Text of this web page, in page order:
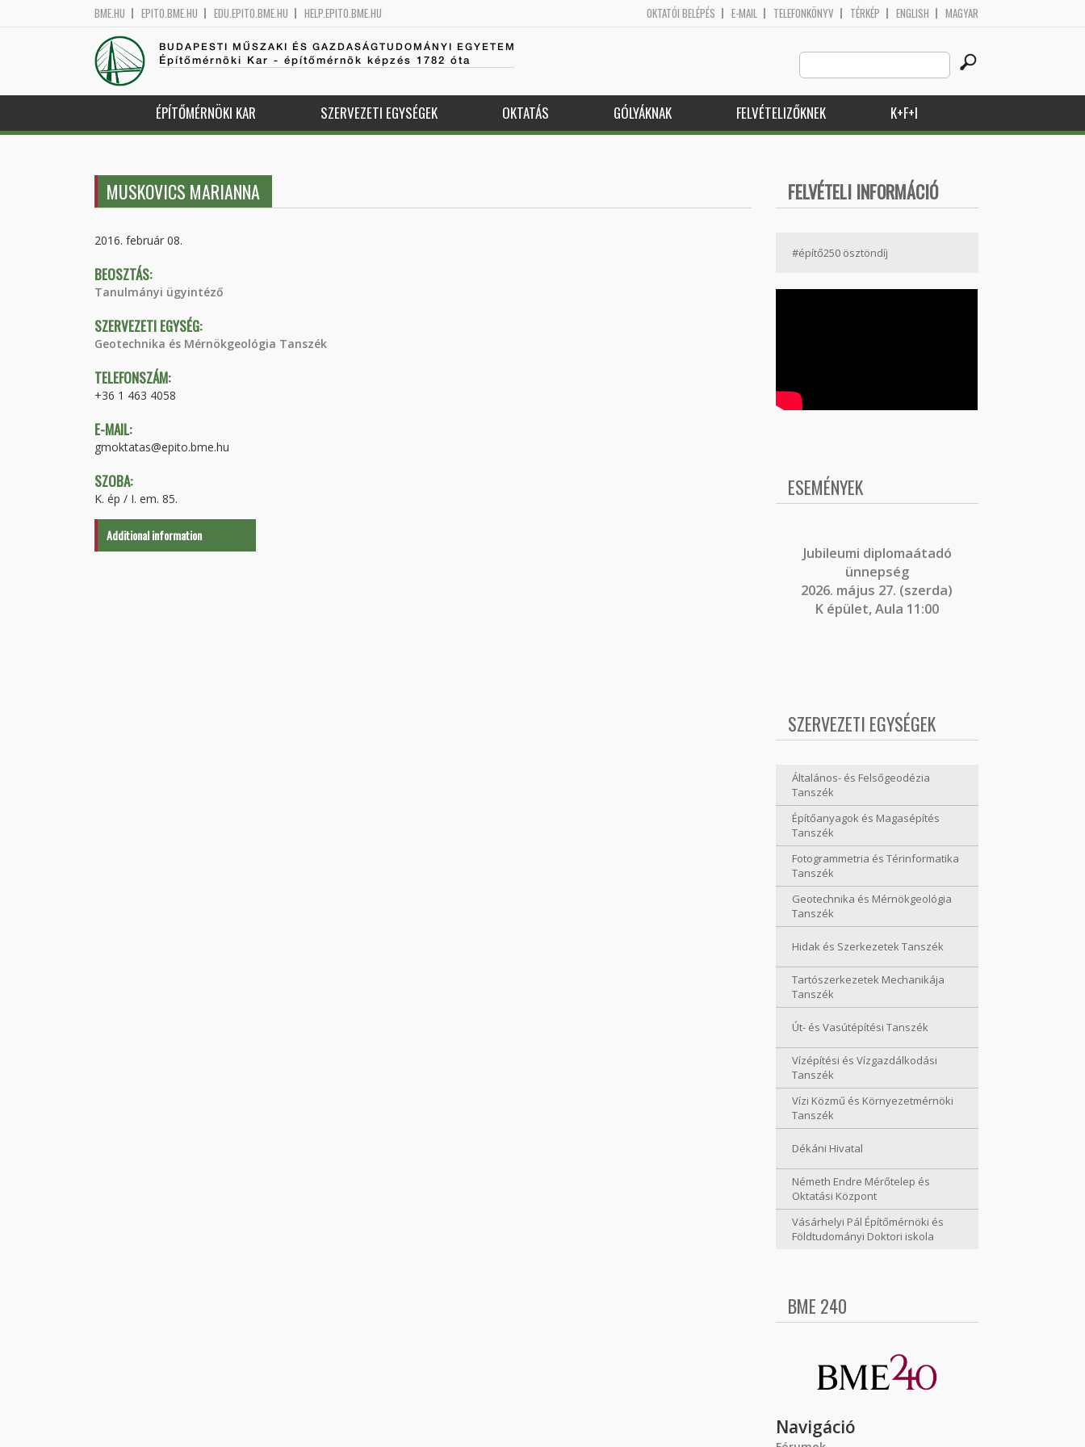
BME.HU EPITO.BME.HU EDU.EPITO.BME.HU HELP.EPITO.BME.HU OKTATÓI BELÉPÉS E-MAIL TELEFONKÖNYV TÉRKÉP ENGLISH MAGYAR
BUDAPESTI MŰSZAKI ÉS GAZDASÁGTUDOMÁNYI EGYETEM
Építőmérnöki Kar - építőmérnök képzés 1782 óta
Search
this
site
ÉPÍTŐMÉRNÖKI KAR SZERVEZETI EGYSÉGEK OKTATÁS GÓLYÁKNAK FELVÉTELIZŐKNEK K+F+I
MUSKOVICS MARIANNA
2016. február 08.
BEOSZTÁS:
Tanulmányi ügyintéző
SZERVEZETI EGYSÉG:
Geotechnika és Mérnökgeológia Tanszék
TELEFONSZÁM:
+36 1 463 4058
E-MAIL:
gmoktatas@epito.bme.hu
SZOBA:
K. ép / I. em. 85.
Additional information
FELVÉTELI INFORMÁCIÓ
#építő250 ösztöndíj
ESEMÉNYEK
Jubileumi diplomaátadó
ünnepség
2026. május 27. (szerda)
K épület, Aula 11:00
SZERVEZETI EGYSÉGEK
Általános- és Felsőgeodézia
Tanszék
Építőanyagok és Magasépítés
Tanszék
Fotogrammetria és Térinformatika
Tanszék
Geotechnika és Mérnökgeológia
Tanszék
Hidak és Szerkezetek Tanszék
Tartószerkezetek Mechanikája
Tanszék
Út- és Vasútépítési Tanszék
Vízépítési és Vízgazdálkodási
Tanszék
Vízi Közmű és Környezetmérnöki
Tanszék
Dékáni Hivatal
Németh Endre Mérőtelep és
Oktatási Központ
Vásárhelyi Pál Építőmérnöki és
Földtudományi Doktori iskola
BME 240
Navigáció